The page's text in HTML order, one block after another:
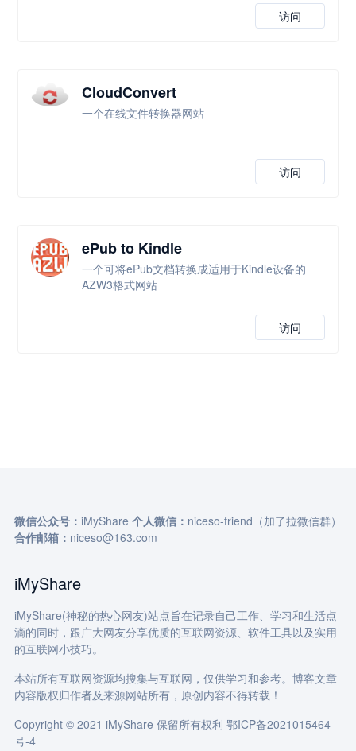
访问
CloudConvert
一个在线文件转换器网站
访问
ePub to Kindle
一个可将ePub文档转换成适用于Kindle设备的
AZW3格式网站
访问
微信公众号： iMyShare 个人微信： niceso-friend（加了拉微信群）
合作邮箱： niceso@163.com
iMyShare
iMyShare(神秘的热心网友)站点旨在记录自己工作、学习和生活点
滴的同时，跟广大网友分享优质的互联网资源、软件工具以及实用
的互联网小技巧。
本站所有互联网资源均搜集与互联网，仅供学习和参考。博客文章
内容版权归作者及来源网站所有，原创内容不得转载！
Copyright © 2021 iMyShare 保留所有权利 鄂ICP备2021015464
号-4